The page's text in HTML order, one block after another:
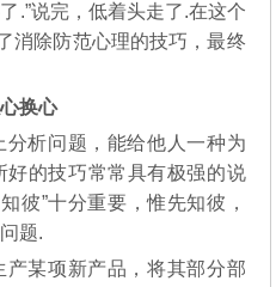
.”说完，低着头走了.在这个
消除防范心理的技巧，最终
换心
析问题，能给他人一种为
的技巧常常具有极强的说
彼”十分重要，惟先知彼，
题.
某项新产品，将其部分部